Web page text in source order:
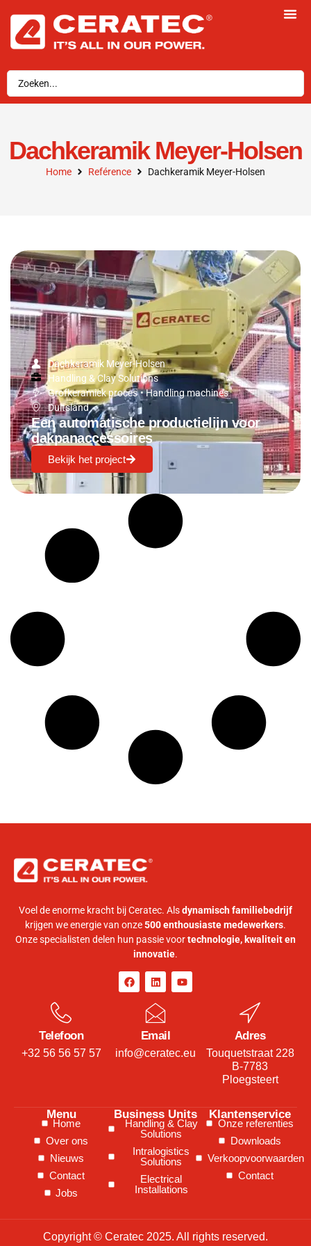
Dachkeramik Meyer-Holsen
Home Reférence Dachkeramik Meyer-Holsen
Dachkeramik Meyer-Holsen
Handling & Clay Solutions
Grofkeramiek proces •Handling machines
Duitsland
Een automatische productielijn voor
dakpanaccessoires
Bekijk het project
Voel de enorme kracht bij Ceratec. Alsdynamisch familiebedrijf
krijgen we energie van onze500 enthousiaste medewerkers.
Onze specialisten delen hun passie voortechnologie, kwaliteit en
innovatie.
Telefoon
+32 56 56 57 57
Email
info@ceratec.eu
Adres
Touquetstraat 228
B-7783
Ploegsteert
Menu
Home
Over ons
Nieuws
Contact
Jobs
Business Units
Handling & Clay
Solutions
Intralogistics
Solutions
Electrical
Installations
Klantenservice
Onze referenties
Downloads
Verkoopvoorwaarden
Contact
Copyright © Ceratec 2025. All rights reserved.